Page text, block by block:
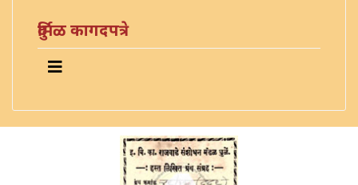
दुर्मिळ कागदपत्रे